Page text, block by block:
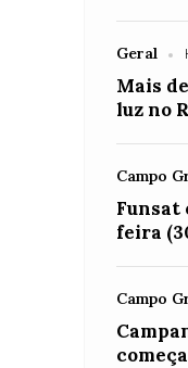
Geral
Mais
luz no
Campo
Funsat
feira
Campo